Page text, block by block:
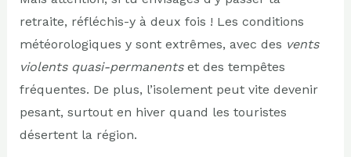
retraite, réfléchis-y à deux fois ! Les conditions
météorologiques y sont extrêmes, avec des vents
violents quasi-permanentset des tempêtes
fréquentes. De plus, l’isolement peut vite devenir
pesant, surtout en hiver quand les touristes
désertent la région.